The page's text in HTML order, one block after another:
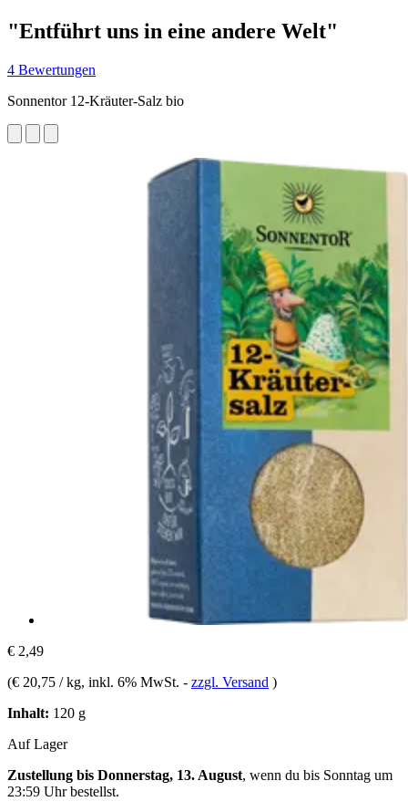
"Entführt uns in eine andere Welt"
4 Bewertungen
Sonnentor 12-Kräuter-Salz bio
€ 2,49
(€ 20,75 / kg, inkl. 6% MwSt. - zzgl. Versand )
Inhalt: 120 g
Auf Lager
Zustellung bis Donnerstag, 13. August, wenn du bis Sonntag um
23:59 Uhrbestellst.